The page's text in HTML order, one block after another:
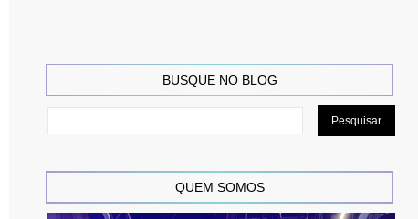
BUSQUE NO BLOG
QUEM SOMOS